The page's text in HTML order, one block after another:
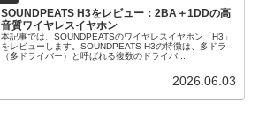
SOUNDPEATS H3をレビュー：2BA＋1DDの高
音質ワイヤレスイヤホン
本記事では、SOUNDPEATSのワイヤレスイヤホン「H3」
をレビューします。SOUNDPEATS H3の特徴は、多ドラ
（多ドライバー）と呼ばれる複数のドライバ...
2026.06.03